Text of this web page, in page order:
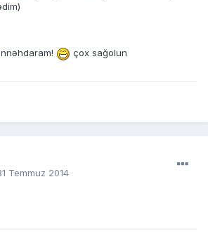
çox sağolun
Temmuz 2014